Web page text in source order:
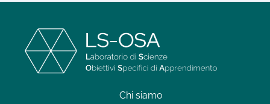
Chi siamo